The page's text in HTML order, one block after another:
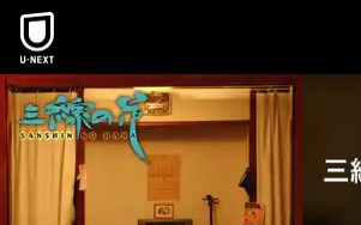
本文へスキップ